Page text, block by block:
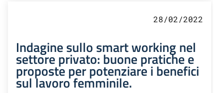
28/02/2022
Indagine sullo smart working nel
settore privato: buone pratiche e
proposte per potenziare i benefici
sul lavoro femminile.